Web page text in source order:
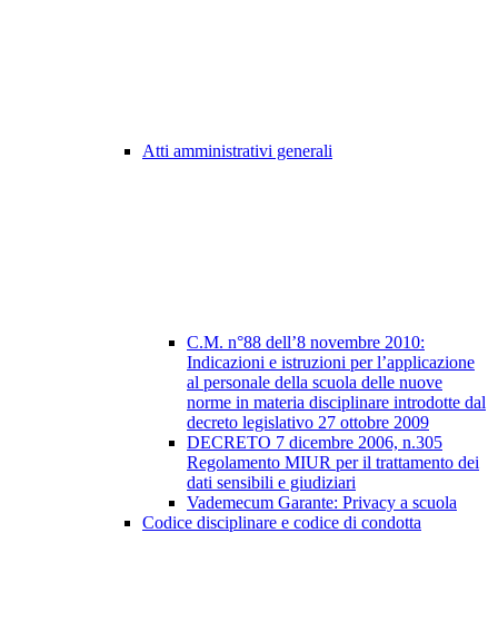
Atti amministrativi generali
C.M. n°88 dell’8 novembre 2010:
Indicazioni e istruzioni per l’applicazione
al personale della scuola delle nuove
norme in materia disciplinare introdotte dal
decreto legislativo 27 ottobre 2009
DECRETO 7 dicembre 2006, n.305
Regolamento MIUR per il trattamento dei
dati sensibili e giudiziari
Vademecum Garante: Privacy a scuola
Codice disciplinare e codice di condotta